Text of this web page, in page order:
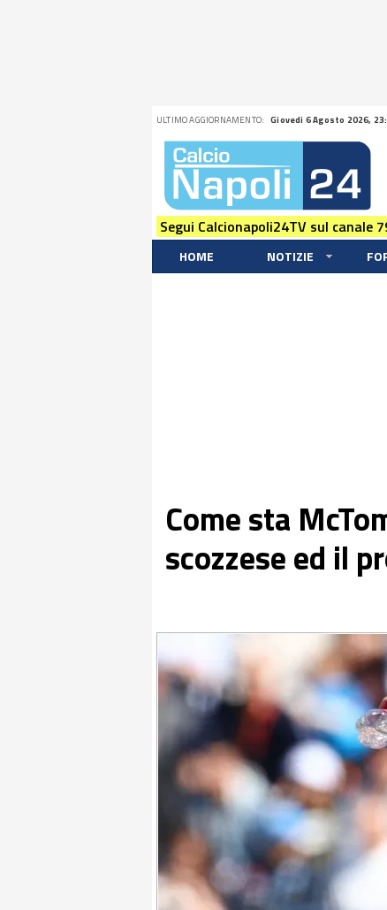
ULTIMO AGGIORNAMENTO: Giovedi 6 Agosto 2026,
Segui Calcionapoli24TV sul canale
HOME NOTIZIE
Come sta
scozzese ed il